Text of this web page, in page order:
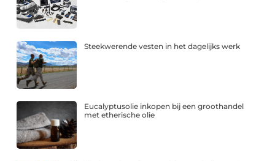
Steekwerende vesten in het dagelijks werk
Eucalyptusolie inkopen bij een groothandel
met etherische olie